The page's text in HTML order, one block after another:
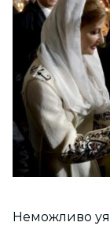
Неможливо